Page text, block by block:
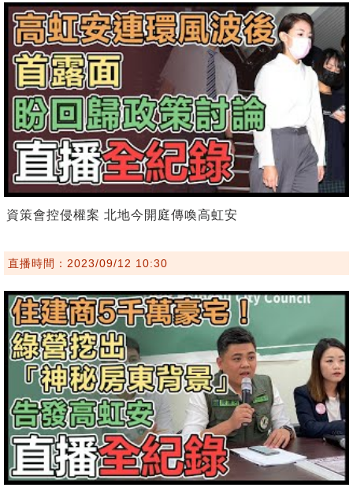
資策會控侵權案 北地今開庭傳喚高虹安
直播時間：2023/09/12 10:30